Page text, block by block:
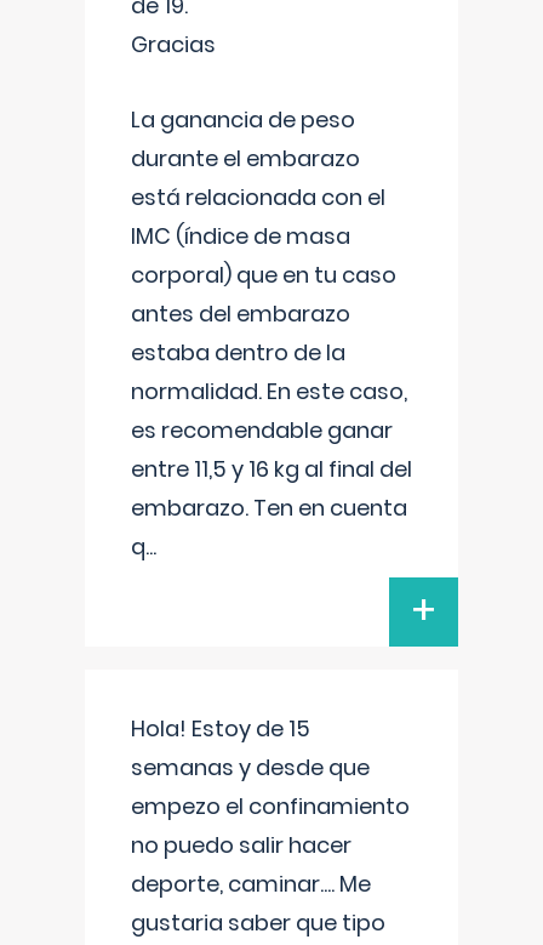
Gracias
La ganancia de peso
durante el embarazo
está relacionada con el
IMC (índice de masa
corporal) que en tu caso
antes del embarazo
estaba dentro de la
normalidad. En este caso,
es recomendable ganar
entre 11,5 y 16 kg al final del
embarazo. Ten en cuenta
q...
+
Hola! Estoy de 15
semanas y desde que
empezo el confinamiento
no puedo salir hacer
deporte, caminar.... Me
gustaria saber que tipo